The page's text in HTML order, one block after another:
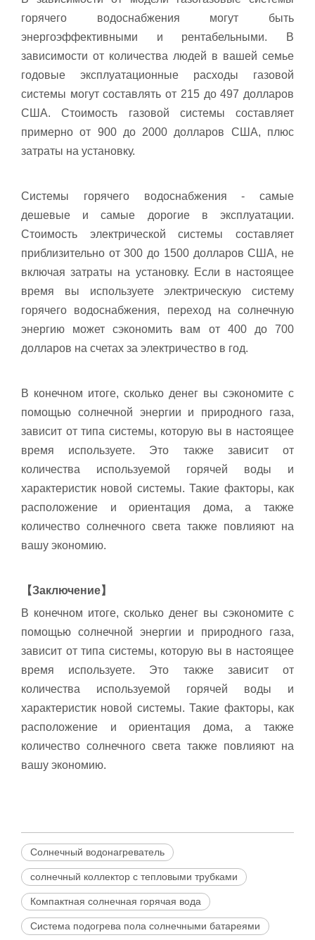
горячего водоснабжения могут быть
энергоэффективными и рентабельными. В
зависимости от количества людей в вашей семье
годовые эксплуатационные расходы газовой
системы могут составлять от 215 до 497 долларов
США. Стоимость газовой системы составляет
примерно от 900 до 2000 долларов США, плюс
затраты на установку.
Системы горячего водоснабжения - самые
дешевые и самые дорогие в эксплуатации.
Стоимость электрической системы составляет
приблизительно от 300 до 1500 долларов США, не
включая затраты на установку. Если в настоящее
время вы используете электрическую систему
горячего водоснабжения, переход на солнечную
энергию может сэкономить вам от 400 до 700
долларов на счетах за электричество в год.
В конечном итоге, сколько денег вы сэкономите с
помощью солнечной энергии и природного газа,
зависит от типа системы, которую вы в настоящее
время используете. Это также зависит от
количества используемой горячей воды и
характеристик новой системы. Такие факторы, как
расположение и ориентация дома, а также
количество солнечного света также повлияют на
вашу экономию.
【Заключение】
В конечном итоге, сколько денег вы сэкономите с
помощью солнечной энергии и природного газа,
зависит от типа системы, которую вы в настоящее
время используете. Это также зависит от
количества используемой горячей воды и
характеристик новой системы. Такие факторы, как
расположение и ориентация дома, а также
количество солнечного света также повлияют на
вашу экономию.
Солнечный водонагреватель
солнечный коллектор с тепловыми трубками
Компактная солнечная горячая вода
Система подогрева пола солнечными батареями